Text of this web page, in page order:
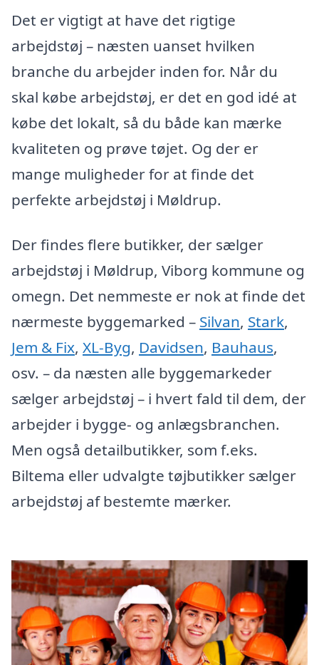
Det er vigtigt at have det rigtige
arbejdstøj – næsten uanset hvilken
branche du arbejder inden for. Når du
skal købe arbejdstøj, er det en god idé at
købe det lokalt, så du både kan mærke
kvaliteten og prøve tøjet. Og der er
mange muligheder for at finde det
perfekte arbejdstøj i Møldrup.
Der findes flere butikker, der sælger
arbejdstøj i Møldrup, Viborg kommune og
omegn. Det nemmeste er nok at finde det
nærmeste byggemarked – Silvan, Stark,
Jem & Fix, XL-Byg, Davidsen, Bauhaus,
osv. – da næsten alle byggemarkeder
sælger arbejdstøj – i hvert fald til dem, der
arbejder i bygge- og anlægsbranchen.
Men også detailbutikker, som f.eks.
Biltema eller udvalgte tøjbutikker sælger
arbejdstøj af bestemte mærker.